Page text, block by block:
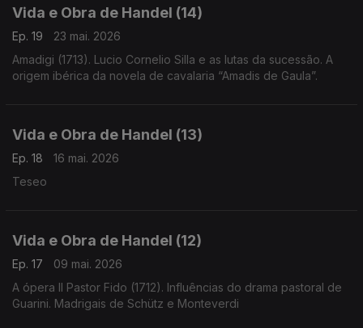
Vida e Obra de Handel (14)
Ep. 19
23 mai. 2026
Amadigi (1713). Lucio Cornelio Silla e as lutas da sucessão. A
origem ibérica da novela de cavalaria “Amadis de Gaula”.
Vida e Obra de Handel (13)
Ep. 18
16 mai. 2026
Teseo
Vida e Obra de Handel (12)
Ep. 17
09 mai. 2026
A ópera Il Pastor Fido (1712). Influências do drama pastoral de
Guarini. Madrigais de Schütz e Monteverdi